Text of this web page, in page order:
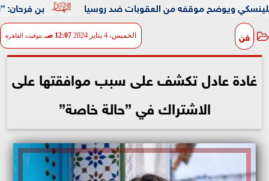
بن فرحان: ”اتفاقية موقفه من العقوبات ضد روسيا
فن الخميس، 4 يناير 2024 12:07 صـ بتوقيت القاهرة
غادة عادل تكشف على سبب موافقتها على
الاشتراك في ”حالة خاصة”